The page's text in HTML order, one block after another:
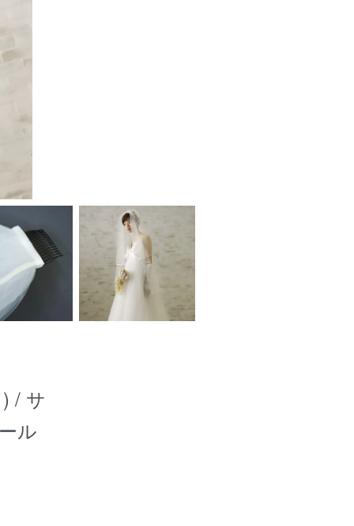
/ サ
ル